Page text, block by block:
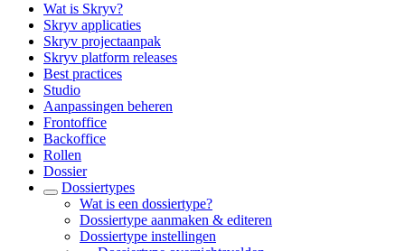
Wat is Skryv?
Skryv applicaties
Skryv projectaanpak
Skryv platform releases
Best practices
Studio
Aanpassingen beheren
Frontoffice
Backoffice
Rollen
Dossier
Dossiertypes
Wat is een dossiertype?
Dossiertype aanmaken & editeren
Dossiertype instellingen